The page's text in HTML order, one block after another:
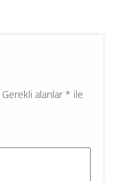
Gerekli alanlar * ile